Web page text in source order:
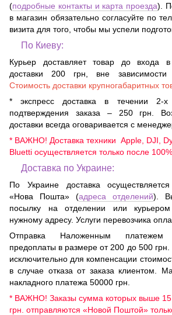
(подробные контакты и карта проезда).
в магазин обязательно согласуйте по
визита для того, чтобы мы успели
По Киеву:
Курьер доставляет товар до входа
доставки 200 грн, вне
Стоимость доставки крупногабаритных
* экспресс доставка в течении 2-
подтверждения заказа – 250 грн.
доставки всегда оговаривается с
* ВАЖНО! Доставка техники Apple, DJI,
Bluetti осуществляется только после
Доставка по Украине:
По Украине доставка
«Нова Пошта» (адреса отделений).
посылку на отделении или
нужному адресу. Услуги перевозчика
Отправка Наложенным
предоплаты в размере от 200 до 500
исключительно для компенсации
в случае отказа от заказа клиентом.
накладного платежа 50000 грн.
* ВАЖНО! Заказы сумма которых выше
грн. отправляются «Новой Поштой»